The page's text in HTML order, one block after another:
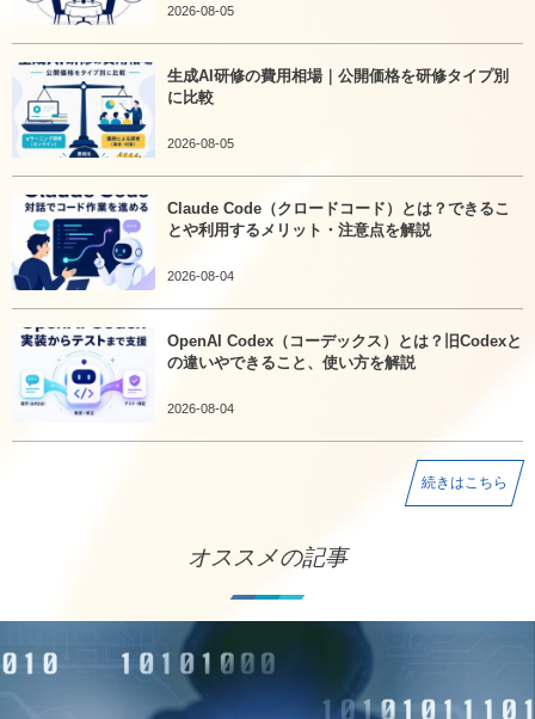
2026-08-05
生成AI研修の費用相場｜公開価格を研修タイプ別
に比較
2026-08-05
Claude Code（クロードコード）とは？できるこ
とや利用するメリット・注意点を解説
2026-08-04
OpenAI Codex（コーデックス）とは？旧Codexと
の違いやできること、使い方を解説
2026-08-04
続きはこちら
オススメの記事